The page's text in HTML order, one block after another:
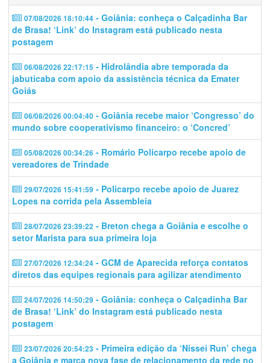
07/08/2026 18:10:44 - Goiânia: conheça o Calçadinha Bar
de Brasa! ‘Link’ do Instagram está publicado nesta
postagem
06/08/2026 22:17:15 - Hidrolândia abre temporada da
jabuticaba com apoio da assistência técnica da Emater
Goiás
06/08/2026 00:04:40 - Goiânia recebe maior ‘Congresso’ do
mundo sobre cooperativismo financeiro: o ‘Concred’
05/08/2026 00:34:26 - Romário Policarpo recebe apoio de
vereadores de Trindade
29/07/2026 15:41:59 - Policarpo recebe apoio de Juarez
Lopes na corrida pela Assembleia
28/07/2026 23:39:22 - Breton chega a Goiânia e escolhe o
setor Marista para sua primeira loja
27/07/2026 12:34:24 - GCM de Aparecida reforça contatos
diretos das equipes regionais para agilizar atendimento
24/07/2026 14:50:29 - Goiânia: conheça o Calçadinha Bar
de Brasa! ‘Link’ do Instagram está publicado nesta
postagem
23/07/2026 20:54:23 - Primeira edição da ‘Nissei Run’ chega
a Goiânia e marca nova fase de relacionamento da rede no